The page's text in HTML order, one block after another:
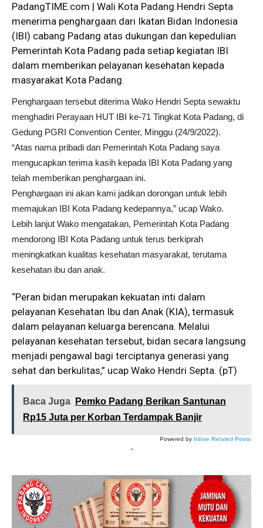
PadangTIME.com | Wali Kota Padang Hendri Septa
menerima penghargaan dari Ikatan Bidan Indonesia
(IBI) cabang Padang atas dukungan dan kepedulian
Pemerintah Kota Padang pada setiap kegiatan IBI
dalam memberikan pelayanan kesehatan kepada
masyarakat Kota Padang.
Penghargaan tersebut diterima Wako Hendri Septa sewaktu
menghadiri Perayaan HUT IBI ke-71 Tingkat Kota Padang, di
Gedung PGRI Convention Center, Minggu (24/9/2022).
“Atas nama pribadi dan Pemerintah Kota Padang saya
mengucapkan terima kasih kepada IBI Kota Padang yang
telah memberikan penghargaan ini.
Penghargaan ini akan kami jadikan dorongan untuk lebih
memajukan IBI Kota Padang kedepannya,” ucap Wako.
Lebih lanjut Wako mengatakan, Pemerintah Kota Padang
mendorong IBI Kota Padang untuk terus berkiprah
meningkatkan kualitas kesehatan masyarakat, terutama
kesehatan ibu dan anak.
“Peran bidan merupakan kekuatan inti dalam
pelayanan Kesehatan Ibu dan Anak (KIA), termasuk
dalam pelayanan keluarga berencana. Melalui
pelayanan kesehatan tersebut, bidan secara langsung
menjadi pengawal bagi terciptanya generasi yang
sehat dan berkulitas,” ucap Wako Hendri Septa. (pT)
Baca Juga
Pemko Padang Berikan Santunan
Rp15 Juta per Korban Terdampak Banjir
Powered by Inline Related Posts
*